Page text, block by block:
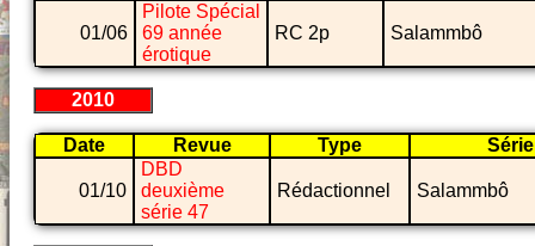
01/06
Pilote Spécial
69 année
érotique
RC 2p Salammbô
2010
Date Revue Type Série
01/10
DBD
deuxième
série 47
Rédactionnel Salammbô